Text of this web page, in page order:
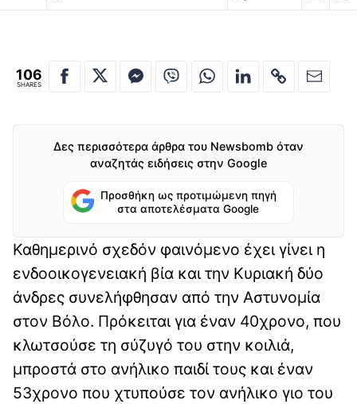
106
SHARES
Δες περισσότερα άρθρα του Newsbomb όταν
αναζητάς ειδήσεις στην Google
Προσθήκη ως προτιμώμενη πηγή
στα αποτελέσματα Google
Καθημερινό σχεδόν φαινόμενο έχει γίνει η
ενδοοικογενειακή βία και την Κυριακή δύο
άνδρες συνελήφθησαν από την Αστυνομία
στον Βόλο. Πρόκειται για έναν 40χρονο, που
κλωτσούσε τη σύζυγό του στην κοιλιά,
μπροστά στο ανήλικο παιδί τους και έναν
53χρονο που χτυπούσε τον ανήλικο γιο του